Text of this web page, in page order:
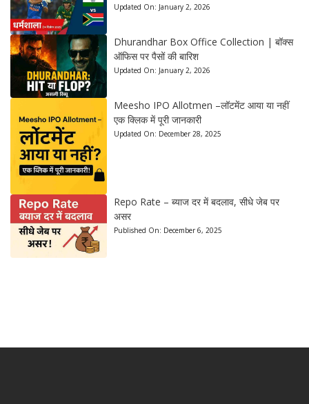
Updated On: January 2, 2026
Dhurandhar Box Office Collection | बॉक्स
ऑफिस पर पैसों की बारिश
Updated On: January 2, 2026
Meesho IPO Allotmen –लॉटमेंट आया या नहीं
एक क्लिक में पूरी जानकारी
Updated On: December 28, 2025
Repo Rate – ब्याज दर में बदलाव, सीधे जेब पर
असर
Published On: December 6, 2025